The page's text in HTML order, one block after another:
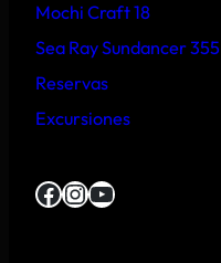
Mochi Craft 18
Sea Ray Sundancer 355
Reservas
Excursiones
Facebook InstagramYouTube